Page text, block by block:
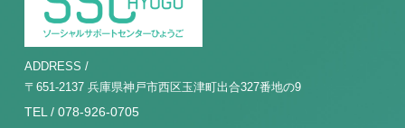
ADDRESS /
〒651-2137 兵庫県神戸市西区玉津町出合327番地の9
TEL / 078-926-0705